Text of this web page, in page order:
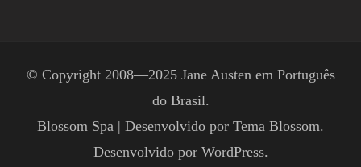
© Copyright 2008—2025 Jane Austen em Português
do Brasil.
Blossom Spa | Desenvolvido por Tema Blossom.
Desenvolvido por WordPress.